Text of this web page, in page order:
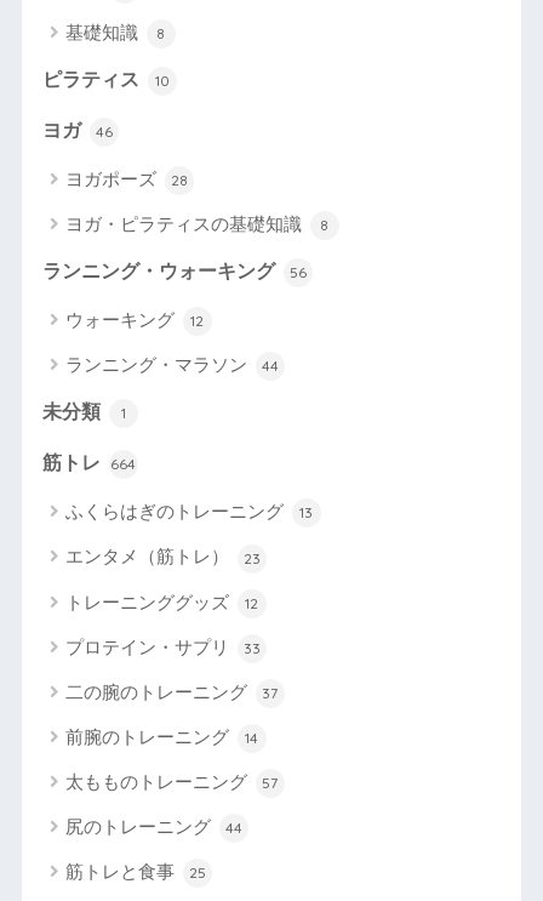
基礎知識 8
ピラティス 10
ヨガ 46
ヨガポーズ 28
ヨガ・ピラティスの基礎知識 8
ランニング・ウォーキング 56
ウォーキング 12
ランニング・マラソン 44
未分類 1
筋トレ 664
ふくらはぎのトレーニング 13
エンタメ（筋トレ） 23
トレーニンググッズ 12
プロテイン・サプリ 33
二の腕のトレーニング 37
前腕のトレーニング 14
太もものトレーニング 57
尻のトレーニング 44
筋トレと食事 25